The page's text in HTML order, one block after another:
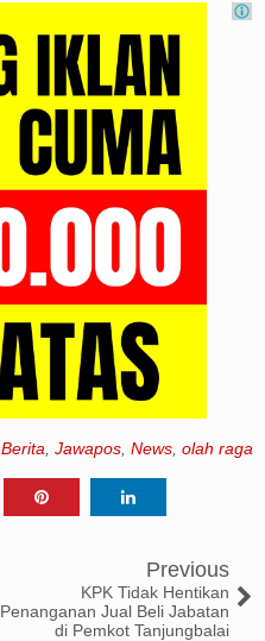
Berita Jawapos News olah raga
Previous
KPK Tidak Hentikan
Penanganan Jual Beli Jabatan
di Pemkot Tanjungbalai